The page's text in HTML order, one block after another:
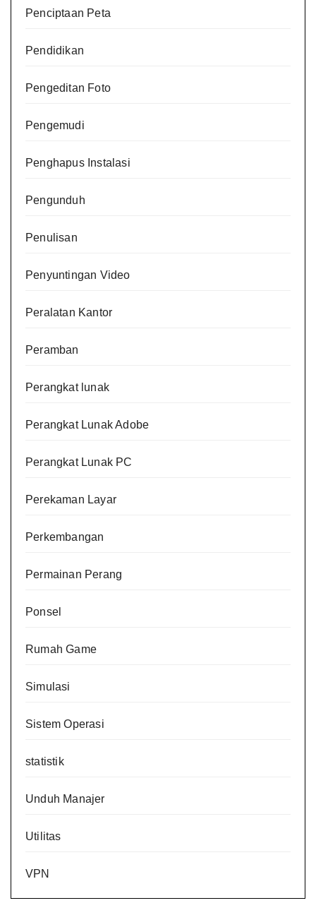
Penciptaan Peta
Pendidikan
Pengeditan Foto
Pengemudi
Penghapus Instalasi
Pengunduh
Penulisan
Penyuntingan Video
Peralatan Kantor
Peramban
Perangkat lunak
Perangkat Lunak Adobe
Perangkat Lunak PC
Perekaman Layar
Perkembangan
Permainan Perang
Ponsel
Rumah Game
Simulasi
Sistem Operasi
statistik
Unduh Manajer
Utilitas
VPN